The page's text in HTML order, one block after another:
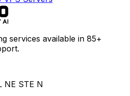
services available in 85+
NE STE N